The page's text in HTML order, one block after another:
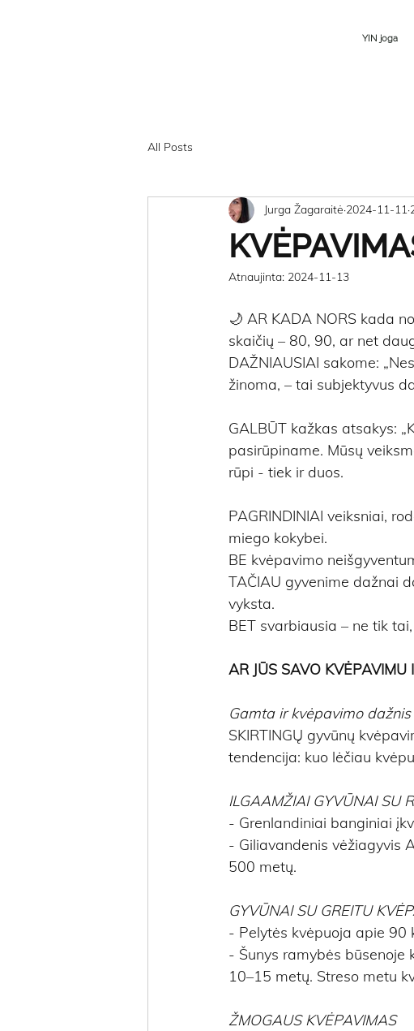
YIN joga
All Posts
Jurga Žagaraitė 2024-11-11
Atnaujinta: 2024-11-13
🌙 AR KADA NORS kada
skaičių – 80, 90, ar net
DAŽNIAUSIAI sakome:
žinoma, – tai subjektyvus
GALBŪT kažkas atsakys:
pasirūpiname. Mūsų
rūpi - tiek ir duos.
PAGRINDINIAI veiksniai,
miego kokybei.
BE kvėpavimo
TAČIAU gyvenime dažnai
vyksta.
BET svarbiausia – ne tik
AR JŪS SAVO
Gamta ir kvėpavimo dažnis
SKIRTINGŲ gyvūnų
tendencija: kuo lėčiau
ILGAAMŽIAI GYVŪNAI SU
- Grenlandiniai banginiai
- Giliavandenis vėžiagyvis
500 metų.
GYVŪNAI SU GREITU
- Pelytės kvėpuoja apie 90
- Šunys ramybės būsenoje
10–15 metų. Streso metu
ŽMOGAUS KVĖPAVIMAS